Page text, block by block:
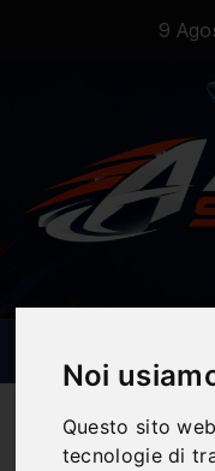
Noi
Questo sito
tecnologie di
9